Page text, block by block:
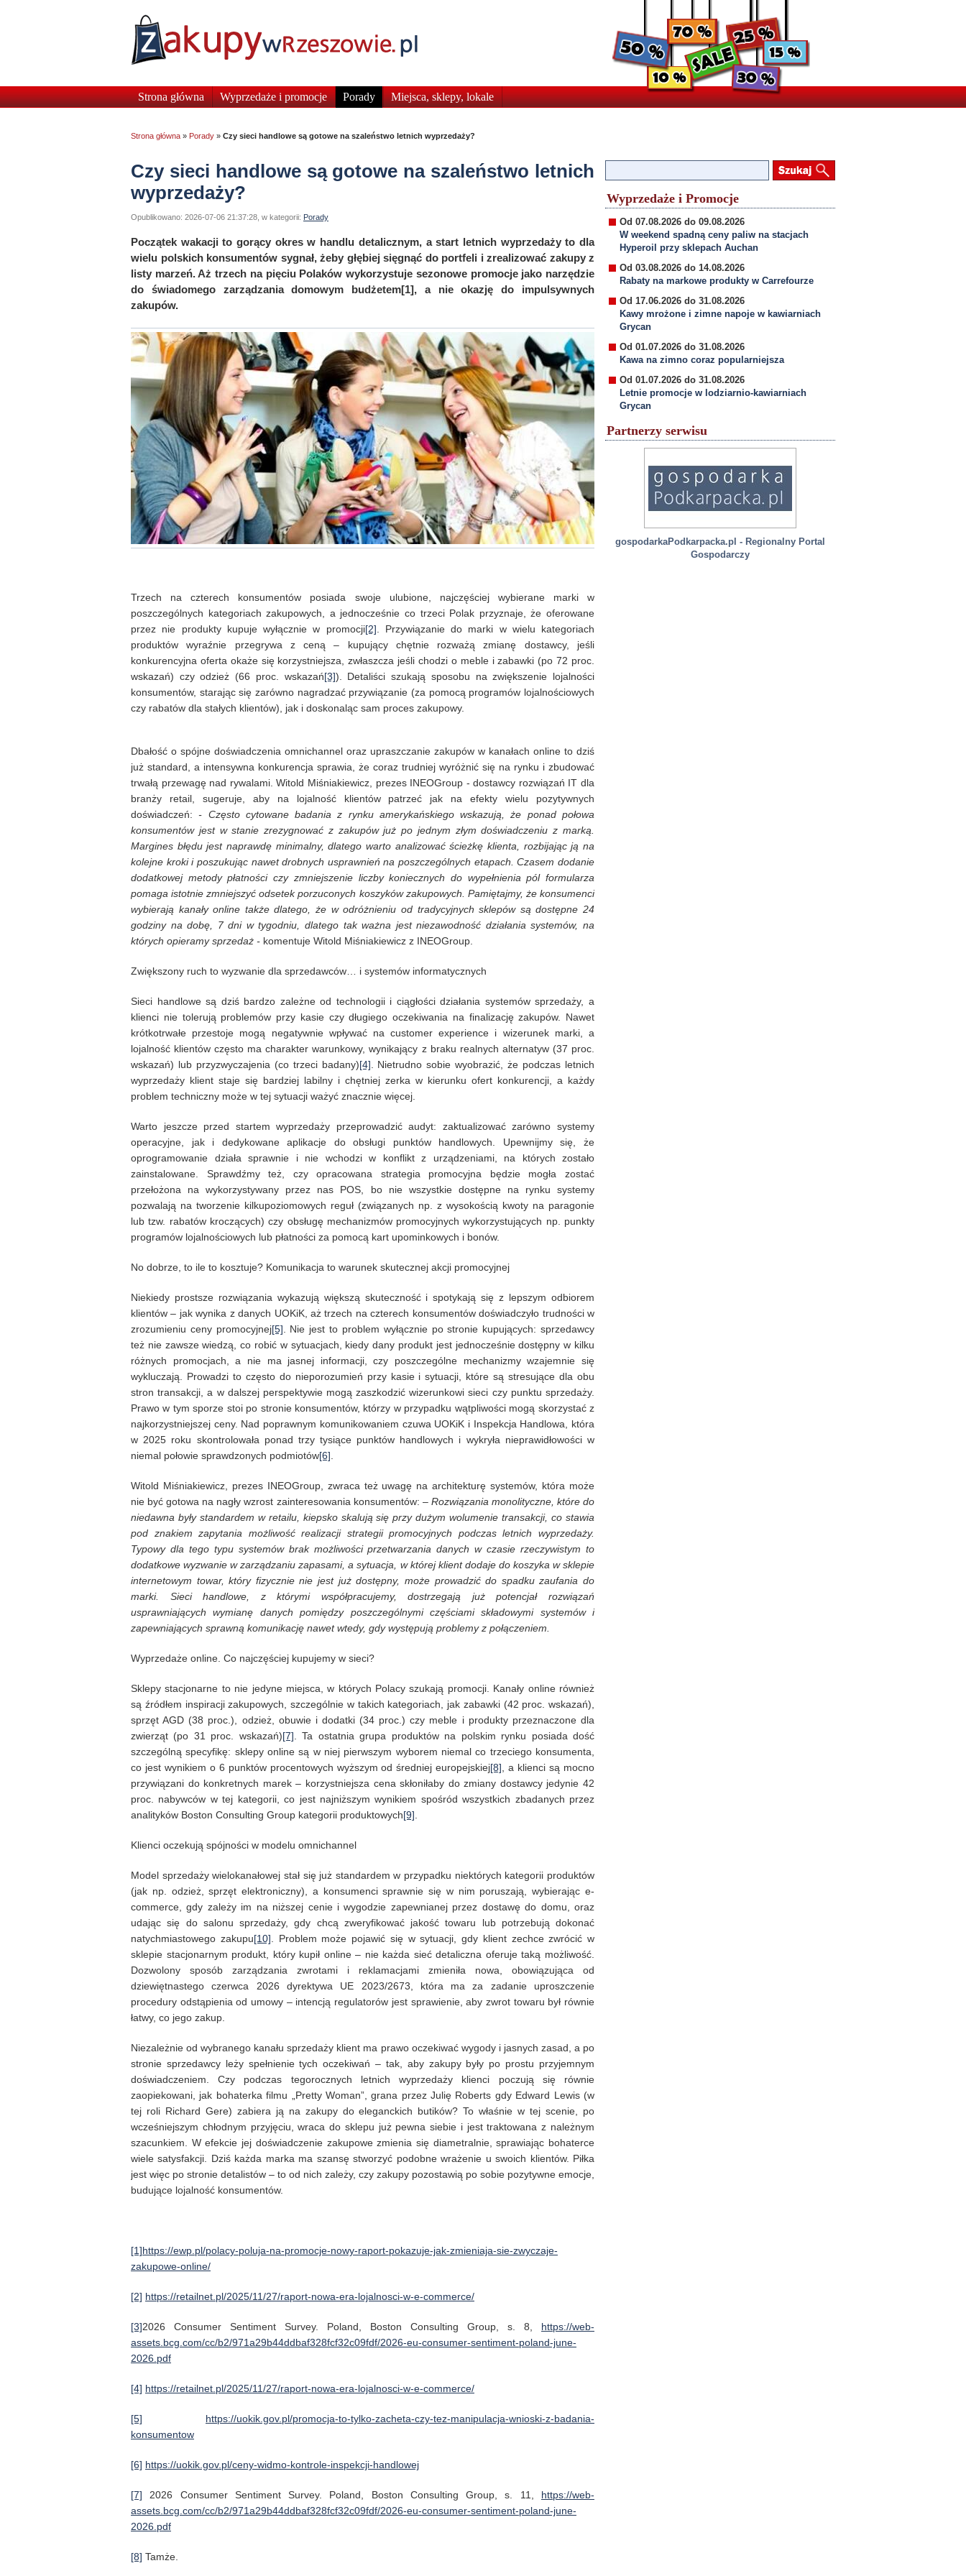
Strona główna Wyprzedaże i promocje Porady Miejsca, sklepy, lokale
Strona główna » Porady » Czy sieci handlowe są gotowe na szaleństwo letnich wyprzedaży?
Czy sieci handlowe są gotowe na szaleństwo letnich
wyprzedaży?
Opublikowano: 2026-07-06 21:37:28, w kategorii: Porady
Początek wakacji to gorący okres w handlu detalicznym, a start letnich wyprzedaży to dla
wielu polskich konsumentów sygnał, żeby głębiej sięgnąć do portfeli i zrealizować zakupy z
listy marzeń. Aż trzech na pięciu Polaków wykorzystuje sezonowe promocje jako narzędzie
do świadomego zarządzania domowym budżetem[1], a nie okazję do impulsywnych
zakupów.
Trzech na czterech konsumentów posiada swoje ulubione, najczęściej wybierane marki w
poszczególnych kategoriach zakupowych, a jednocześnie co trzeci Polak przyznaje, że oferowane
przez nie produkty kupuje wyłącznie w promocji[2] . Przywiązanie do marki w wielu kategoriach
produktów wyraźnie przegrywa z ceną – kupujący chętnie rozważą zmianę dostawcy, jeśli
konkurencyjna oferta okaże się korzystniejsza, zwłaszcza jeśli chodzi o meble i zabawki (po 72 proc.
wskazań) czy odzież (66 proc. wskazań[3]). Detaliści szukają sposobu na zwiększenie lojalności
konsumentów, starając się zarówno nagradzać przywiązanie (za pomocą programów lojalnościowych
czy rabatów dla stałych klientów), jak i doskonaląc sam proces zakupowy.
Dbałość o spójne doświadczenia omnichannel oraz upraszczanie zakupów w kanałach online to dziś
już standard, a intensywna konkurencja sprawia, że coraz trudniej wyróżnić się na rynku i zbudować
trwałą przewagę nad rywalami.Witold Miśniakiewicz, prezes INEOGroup - dostawcy rozwiązań IT dla
branży retail, sugeruje, aby na lojalność klientów patrzeć jak na efekty wielu pozytywnych
doświadczeń:- Często cytowane badania z rynku amerykańskiego wskazują, że ponad połowa
konsumentów jest w stanie zrezygnować z zakupów już po jednym złym doświadczeniu z marką.
Margines błędu jest naprawdę minimalny, dlatego warto analizować ścieżkę klienta, rozbijając ją na
kolejne kroki i poszukując nawet drobnych usprawnień na poszczególnych etapach. Czasem dodanie
dodatkowej metody płatności czy zmniejszenie liczby koniecznych do wypełnienia pól formularza
pomaga istotnie zmniejszyć odsetek porzuconych koszyków zakupowych. Pamiętajmy, że konsumenci
wybierają kanały online także dlatego, że w odróżnieniu od tradycyjnych sklepów są dostępne 24
godziny na dobę, 7 dni w tygodniu, dlatego tak ważna jest niezawodność działania systemów, na
których opieramy sprzedaż - komentuje Witold Miśniakiewicz z INEOGroup.
Zwiększony ruch to wyzwanie dla sprzedawców… i systemów informatycznych
Sieci handlowe są dziś bardzo zależne od technologii i ciągłości działania systemów sprzedaży, a
klienci nie tolerują problemów przy kasie czy długiego oczekiwania na finalizację zakupów. Nawet
krótkotrwałe przestoje mogą negatywnie wpływać na customer experience i wizerunek marki, a
lojalność klientów często ma charakter warunkowy, wynikający z braku realnych alternatyw (37 proc.
wskazań) lub przyzwyczajenia (co trzeci badany)[4] . Nietrudno sobie wyobrazić, że podczas letnich
wyprzedaży klient staje się bardziej labilny i chętniej zerka w kierunku ofert konkurencji, a każdy
problem techniczny może w tej sytuacji ważyć znacznie więcej.
Warto jeszcze przed startem wyprzedaży przeprowadzić audyt: zaktualizować zarówno systemy
operacyjne, jak i dedykowane aplikacje do obsługi punktów handlowych. Upewnijmy się, że
oprogramowanie działa sprawnie i nie wchodzi w konflikt z urządzeniami, na których zostało
zainstalowane. Sprawdźmy też, czy opracowana strategia promocyjna będzie mogła zostać
przełożona na wykorzystywany przez nas POS, bo nie wszystkie dostępne na rynku systemy
pozwalają na tworzenie kilkupoziomowych reguł (związanych np. z wysokością kwoty na paragonie
lub tzw. rabatów kroczących) czy obsługę mechanizmów promocyjnych wykorzystujących np. punkty
programów lojalnościowych lub płatności za pomocą kart upominkowych i bonów.
No dobrze, to ile to kosztuje? Komunikacja to warunek skutecznej akcji promocyjnej
Niekiedy prostsze rozwiązania wykazują większą skuteczność i spotykają się z lepszym odbiorem
klientów – jak wynika z danych UOKiK, aż trzech na czterech konsumentów doświadczyło trudności w
zrozumieniu ceny promocyjnej[5] . Nie jest to problem wyłącznie po stronie kupujących: sprzedawcy
też nie zawsze wiedzą, co robić w sytuacjach, kiedy dany produkt jest jednocześnie dostępny w kilku
różnych promocjach, a nie ma jasnej informacji, czy poszczególne mechanizmy wzajemnie się
wykluczają. Prowadzi to często do nieporozumień przy kasie i sytuacji, które są stresujące dla obu
stron transakcji, a w dalszej perspektywie mogą zaszkodzić wizerunkowi sieci czy punktu sprzedaży.
Prawo w tym sporze stoi po stronie konsumentów, którzy w przypadku wątpliwości mogą skorzystać z
najkorzystniejszej ceny. Nad poprawnym komunikowaniem czuwa UOKiK i Inspekcja Handlowa, która
w 2025 roku skontrolowała ponad trzy tysiące punktów handlowych i wykryła nieprawidłowości w
niemal połowie sprawdzonych podmiotów[6]
Witold Miśniakiewicz, prezes INEOGroup, zwraca też uwagę na architekturę systemów, która może
nie być gotowa na nagły wzrost zainteresowania konsumentów: – Rozwiązania monolityczne, które do
niedawna były standardem w retailu, kiepsko skalują się przy dużym wolumenie transakcji, co stawia
pod znakiem zapytania możliwość realizacji strategii promocyjnych podczas letnich wyprzedaży.
Typowy dla tego typu systemów brak możliwości przetwarzania danych w czasie rzeczywistym to
dodatkowe wyzwanie w zarządzaniu zapasami, a sytuacja, w której klient dodaje do koszyka w sklepie
internetowym towar, który fizycznie nie jest już dostępny, może prowadzić do spadku zaufania do
marki. Sieci handlowe, z którymi współpracujemy, dostrzegają już potencjał rozwiązań
usprawniających wymianę danych pomiędzy poszczególnymi częściami składowymi systemów i
zapewniających sprawną komunikację nawet wtedy, gdy występują problemy z połączeniem.
Wyprzedaże online. Co najczęściej kupujemy w sieci?
Sklepy stacjonarne to nie jedyne miejsca, w których Polacy szukają promocji. Kanały online również
są źródłem inspiracji zakupowych, szczególnie w takich kategoriach, jak zabawki (42 proc. wskazań),
sprzęt AGD (38 proc.), odzież, obuwie i dodatki (34 proc.) czy meble i produkty przeznaczone dla
zwierząt (po 31 proc. wskazań)[7] . Ta ostatnia grupa produktów na polskim rynku posiada dość
szczególną specyfikę: sklepy online są w niej pierwszym wyborem niemal co trzeciego konsumenta,
co jest wynikiem o 6 punktów procentowych wyższym od średniej europejskiej[8] , a klienci są mocno
przywiązani do konkretnych marek – korzystniejsza cena skłoniłaby do zmiany dostawcy jedynie 42
proc. nabywców w tej kategorii, co jest najniższym wynikiem spośród wszystkich zbadanych przez
analityków Boston Consulting Group kategorii produktowych[9]
Klienci oczekują spójności w modelu omnichannel
Model sprzedaży wielokanałowej stał się już standardem w przypadku niektórych kategorii produktów
(jak np. odzież, sprzęt elektroniczny), a konsumenci sprawnie się w nim poruszają, wybierając e-
commerce, gdy zależy im na niższej cenie i wygodzie zapewnianej przez dostawę do domu, oraz
udając się do salonu sprzedaży, gdy chcą zweryfikować jakość towaru lub potrzebują dokonać
natychmiastowego zakupu[10] . Problem może pojawić się w sytuacji, gdy klient zechce zwrócić w
sklepie stacjonarnym produkt, który kupił online – nie każda sieć detaliczna oferuje taką możliwość.
Dozwolony sposób zarządzania zwrotami i reklamacjami zmieniła nowa, obowiązująca od
dziewiętnastego czerwca 2026 dyrektywa UE 2023/2673, która ma za zadanie uproszczenie
procedury odstąpienia od umowy – intencją regulatorów jest sprawienie, aby zwrot towaru był równie
łatwy, co jego zakup.
Niezależnie od wybranego kanału sprzedaży klient ma prawo oczekiwać wygody i jasnych zasad, a po
stronie sprzedawcy leży spełnienie tych oczekiwań – tak, aby zakupy były po prostu przyjemnym
doświadczeniem. Czy podczas tegorocznych letnich wyprzedaży klienci poczują się równie
zaopiekowani, jak bohaterka filmu „Pretty Woman”, grana przez Julię Roberts gdy Edward Lewis (w
tej roli Richard Gere) zabiera ją na zakupy do eleganckich butików? To właśnie w tej scenie, po
wcześniejszym chłodnym przyjęciu, wraca do sklepu już pewna siebie i jest traktowana z należnym
szacunkiem. W efekcie jej doświadczenie zakupowe zmienia się diametralnie, sprawiając bohaterce
wiele satysfakcji. Dziś każda marka ma szansę stworzyć podobne wrażenie u swoich klientów. Piłka
jest więc po stronie detalistów – to od nich zależy, czy zakupy pozostawią po sobie pozytywne emocje,
budujące lojalność konsumentów.
[1]https://ewp.pl/polacy-poluja-na-promocje-nowy-raport-pokazuje-jak-zmieniaja-sie-zwyczaje-
zakupowe-online/
[2] https://retailnet.pl/2025/11/27/raport-nowa-era-lojalnosci-w-e-commerce/
[3]2026 Consumer Sentiment Survey. Poland, Boston Consulting Group, s. 8, https://web-
assets.bcg.com/cc/b2/971a29b44ddbaf328fcf32c09fdf/2026-eu-consumer-sentiment-poland-june-
2026.pdf
[4] https://retailnet.pl/2025/11/27/raport-nowa-era-lojalnosci-w-e-commerce/
[5]
https://uokik.gov.pl/promocja-to-tylko-zacheta-czy-tez-manipulacja-wnioski-z-badania-
konsumentow
[6] https://uokik.gov.pl/ceny-widmo-kontrole-inspekcji-handlowej
[7] 2026 Consumer Sentiment Survey. Poland, Boston Consulting Group, s. 11, https://web-
assets.bcg.com/cc/b2/971a29b44ddbaf328fcf32c09fdf/2026-eu-consumer-sentiment-poland-june-
2026.pdf
[8] Tamże.
Wyprzedaże i Promocje
Od 07.08.2026 do 09.08.2026
W weekend spadną ceny paliw na stacjach
Hyperoil przy sklepach Auchan
Od 03.08.2026 do 14.08.2026
Rabaty na markowe produkty w Carrefourze
Od 17.06.2026 do 31.08.2026
Kawy mrożone i zimne napoje w kawiarniach
Grycan
Od 01.07.2026 do 31.08.2026
Kawa na zimno coraz popularniejsza
Od 01.07.2026 do 31.08.2026
Letnie promocje w lodziarnio-kawiarniach
Grycan
Partnerzy serwisu
gospodarkaPodkarpacka.pl - Regionalny Portal
Gospodarczy